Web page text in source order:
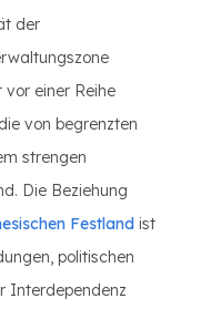
der
einer Reihe
von begrenzten
strengen
Die Beziehung
Festland ist
politischen
Interdependenz